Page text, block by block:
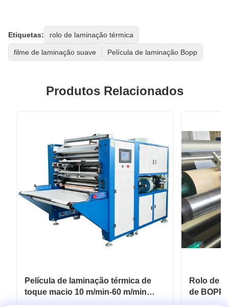
Etiquetas: rolo de laminação térmica
filme de laminação suave Película de laminação Bopp
Produtos Relacionados
Película de laminação térmica de
toque macio 10 m/min-60 m/min
Para embalagens flexíveis
Rolo de
de BOPP